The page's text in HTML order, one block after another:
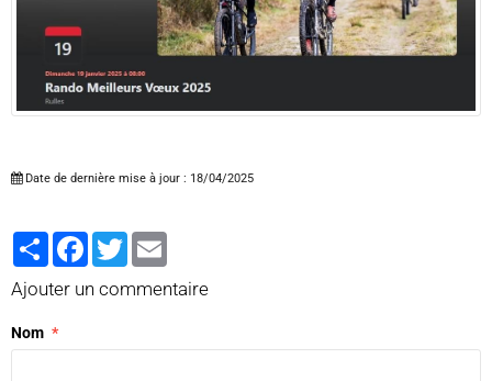
Date de dernière mise à jour : 18/04/2025
PartagerFacebook
Twitter
Ajouter un commentaire
Nom